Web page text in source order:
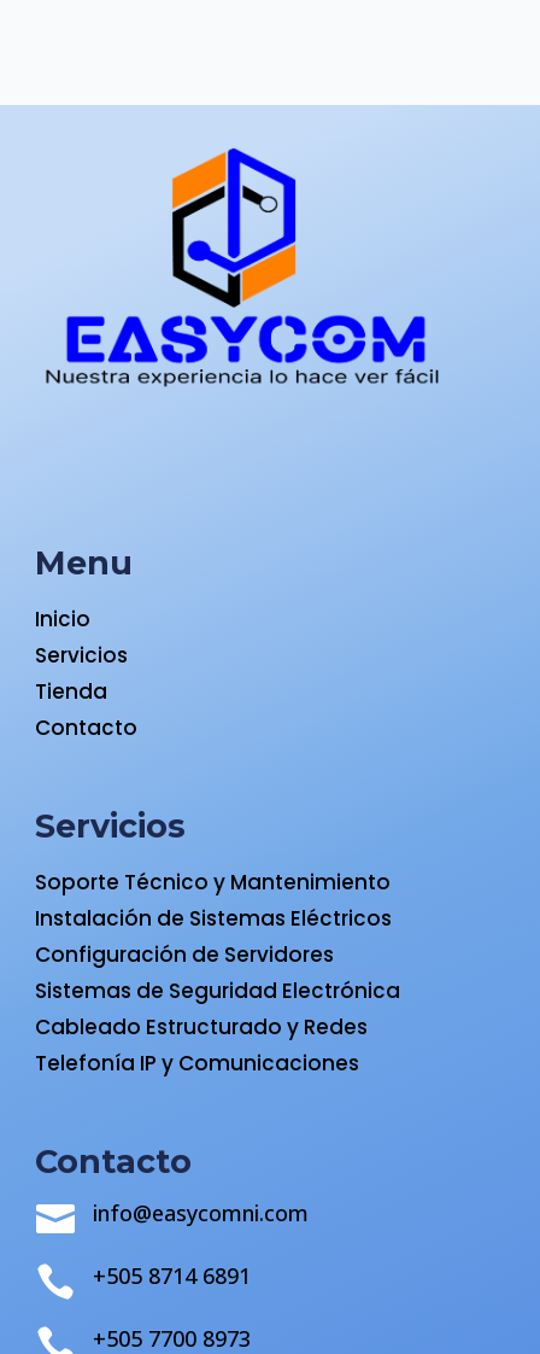
Menu
Inicio
Servicios
Tienda
Contacto
Servicios
Soporte Técnico y Mantenimiento
Instalación de Sistemas Eléctricos
Configuración de Servidores
Sistemas de Seguridad Electrónica
Cableado Estructurado y Redes
Telefonía IP y Comunicaciones
Contacto
 info@easycomni.com
 +505 8714 6891
 +505 7700 8973